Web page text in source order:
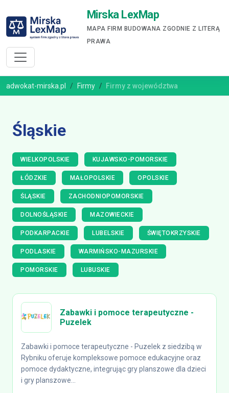
Mirska LexMap
MAPA FIRM BUDOWANA ZGODNIE Z LITERĄ
PRAWA
adwokat-mirska.pl Firmy Firmy z województwa
Śląskie
WIELKOPOLSKIE KUJAWSKO-POMORSKIE
ŁÓDZKIE MAŁOPOLSKIE OPOLSKIE
ŚLĄSKIE ZACHODNIOPOMORSKIE
DOLNOŚLĄSKIE MAZOWIECKIE
PODKARPACKIE LUBELSKIE ŚWIĘTOKRZYSKIE
PODLASKIE WARMIŃSKO-MAZURSKIE
POMORSKIE LUBUSKIE
Zabawki i pomoce terapeutyczne -
Puzelek
Zabawki i pomoce terapeutyczne - Puzelek z siedzibą w
Rybniku oferuje kompleksowe pomoce edukacyjne oraz
pomoce dydaktyczne, integrując gry planszowe dla dzieci
i gry planszowe...